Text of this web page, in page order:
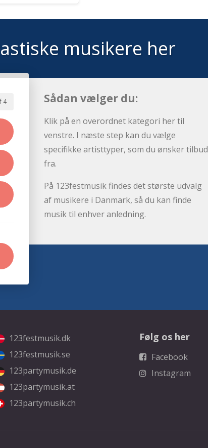
musikere her
4 Sådan vælger du:
Klik på en overordnet kategori her til
venstre. I næste step kan du vælge
specifikke artisttyper, som du ønsker tilbud
fra.
På 123festmusik findes det største udvalg
af musikere i Danmark, så du kan finde
musik til enhver anledning.
123festmusik.dk
123festmusik.se
123partymusik.de
123partymusik.at
123partymusik.ch
Følg os her
Facebook
Instagram